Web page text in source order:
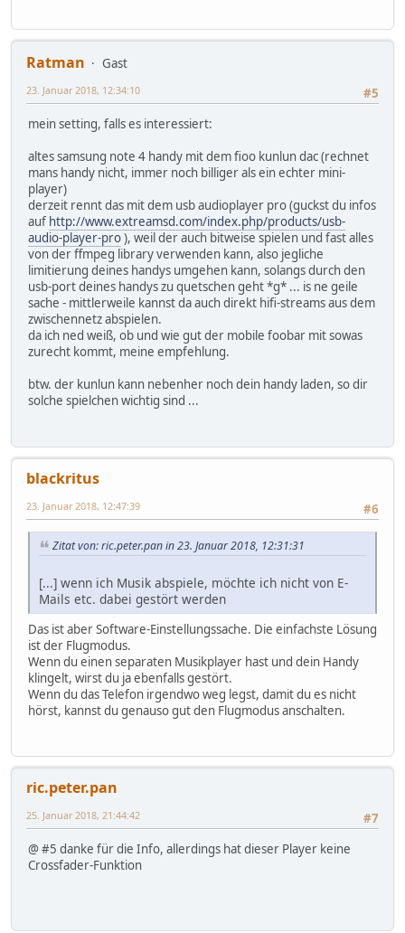
Ratman
Gast
#5
23. Januar 2018, 12:34:10
mein setting, falls es interessiert:
altes samsung note 4 handy mit dem fioo kunlun dac (rechnet
mans handy nicht, immer noch billiger als ein echter mini-
player)
derzeit rennt das mit dem usb audioplayer pro (guckst du infos
auf http://www.extreamsd.com/index.php/products/usb-
audio-player-pro), weil der auch bitweise spielen und fast alles
von der ffmpeg library verwenden kann, also jegliche
limitierung deines handys umgehen kann, solangs durch den
usb-port deines handys zu quetschen geht *g* ... is ne geile
sache - mittlerweile kannst da auch direkt hifi-streams aus dem
zwischennetz abspielen.
da ich ned weiß, ob und wie gut der mobile foobar mit sowas
zurecht kommt, meine empfehlung.
btw. der kunlun kann nebenher noch dein handy laden, so dir
solche spielchen wichtig sind ...
blackritus
#6
23. Januar 2018, 12:47:39
Zitat von: ric.peter.pan in 23. Januar 2018, 12:31:31
[...] wenn ich Musik abspiele, möchte ich nicht von E-
Mails etc. dabei gestört werden
Das ist aber Software-Einstellungssache. Die einfachste Lösung
ist der Flugmodus.
Wenn du einen separaten Musikplayer hast und dein Handy
klingelt, wirst du ja ebenfalls gestört.
Wenn du das Telefon irgendwo weg legst, damit du es nicht
hörst, kannst du genauso gut den Flugmodus anschalten.
ric.peter.pan
#7
25. Januar 2018, 21:44:42
@ #5 danke für die Info, allerdings hat dieser Player keine
Crossfader-Funktion